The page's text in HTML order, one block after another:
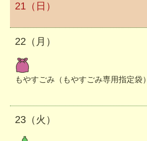
21（日）
22（月）
もやすごみ（もやすごみ専用指定袋）
23（火）